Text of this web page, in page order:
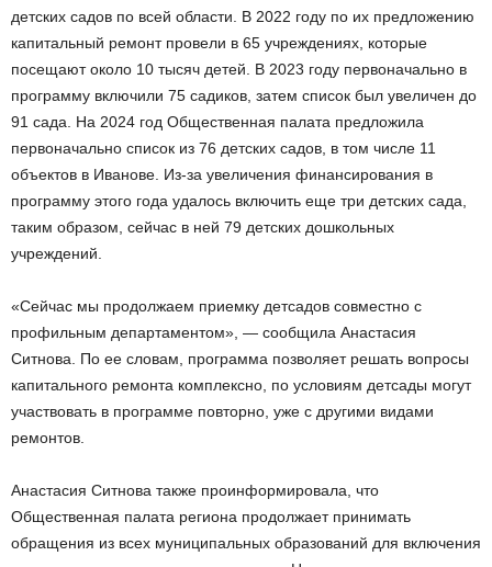
детских садов по всей области. В 2022 году по их предложению
капитальный ремонт провели в 65 учреждениях, которые
посещают около 10 тысяч детей. В 2023 году первоначально в
программу включили 75 садиков, затем список был увеличен до
91 сада. На 2024 год Общественная палата предложила
первоначально список из 76 детских садов, в том числе 11
объектов в Иванове. Из-за увеличения финансирования в
программу этого года удалось включить еще три детских сада,
таким образом, сейчас в ней 79 детских дошкольных
учреждений.
«Сейчас мы продолжаем приемку детсадов совместно с
профильным департаментом», — сообщила Анастасия
Ситнова. По ее словам, программа позволяет решать вопросы
капитального ремонта комплексно, по условиям детсады могут
участвовать в программе повторно, уже с другими видами
ремонтов.
Анастасия Ситнова также проинформировала, что
Общественная палата региона продолжает принимать
обращения из всех муниципальных образований для включения